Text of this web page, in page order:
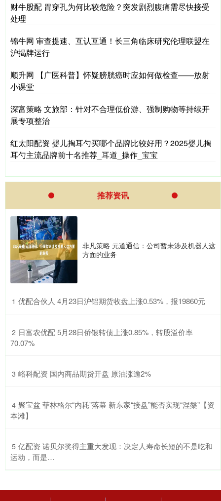
财牛股配 胃穿孔为何比较危险？突发剧烈腹痛需尽快接受
处理
锦牛网 审查提速、互认互通！长三角临床研究伦理联盟在
沪揭牌运行
顺升网 【广医科普】怀疑膀胱癌时应如何做检查——放射
小课堂
深富策略 文旅部：针对不合理低价游、强制购物等持续开
展专项整治
红太阳配资 婴儿掏耳勺买哪个品牌比较好用？2025婴儿掏
耳勺主流品牌前十名推荐_耳道_操作_宝宝
推荐资讯
非凡策略 元道通信：公司暂未涉及机器人这
方面的业务
1 ​优配合伙人 4月23日沪铝期货收盘上涨0.53%，报19860元
2 ​日富农优配 5月28日侨银转债上涨0.85%，转股溢价率
70.07%
3 ​峪科配资 国内商品期货开盘 原油涨逾2%
4 ​聚宝盆 菲林格尔“内耗”落幕 新东家“接盘”能否实现“涅槃”【资
本滩】
5 ​亿配资 诺贝尔奖得主重大发现：决定人寿命长短的不是吃和
运动，而是…